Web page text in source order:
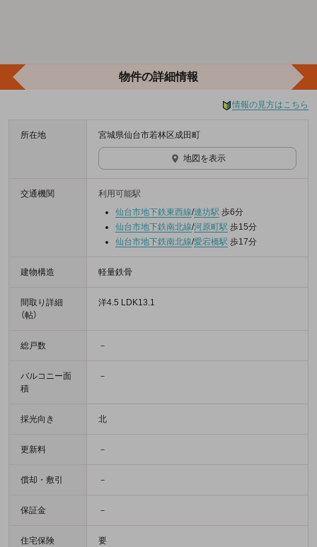
物件の詳細情報
情報の見方はこちら
所在地 宮城県仙台市若林区成田町
地図を表示
交通機関
利用可能駅
仙台市地下鉄東西線/連坊駅 歩6分
仙台市地下鉄南北線/河原町駅 歩15分
仙台市地下鉄南北線/愛宕橋駅 歩17分
建物構造 軽量鉄骨
間取り詳細
（帖）
洋4.5 LDK13.1
総戸数 －
バルコニー面
積
－
採光向き 北
更新料 －
償却・敷引 －
保証金 －
住宅保険 要